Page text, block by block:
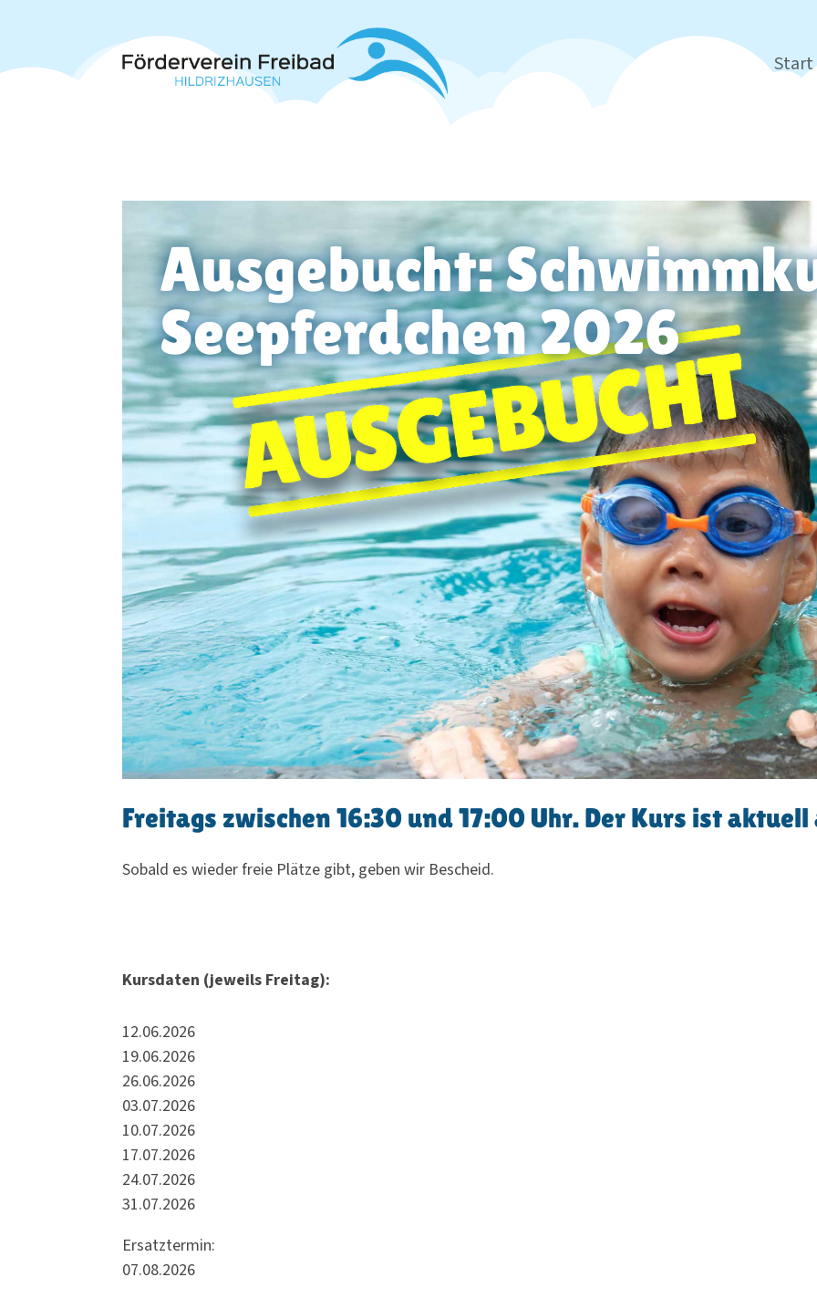
Start
Ausgebucht:
Seepferdchen 2026
Freitags zwischen 16:30 und 17:00 Uhr. Der Kurs ist aktuell
Sobald es wieder freie Plätze gibt, geben wir Bescheid.
Kursdaten (jeweils Freitag):
12.06.2026
19.06.2026
26.06.2026
03.07.2026
10.07.2026
17.07.2026
24.07.2026
31.07.2026
Ersatztermin:
07.08.2026